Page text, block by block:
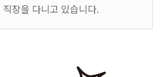
장을 다니고 있습니다.